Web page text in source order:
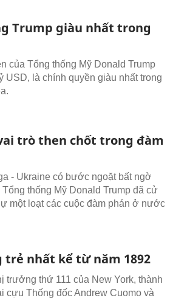
Trump giàu nhất trong
của Tổng thống Mỹ Donald Trump
USD, là chính quyền giàu nhất trong
trò then chốt trong đàm
- Ukraine có bước ngoặt bất ngờ
thống Mỹ Donald Trump đã cử
một loạt các cuộc đàm phán ở nước
nhất kể từ năm 1892
trưởng thứ 111 của New York, thành
cựu Thống đốc Andrew Cuomo và